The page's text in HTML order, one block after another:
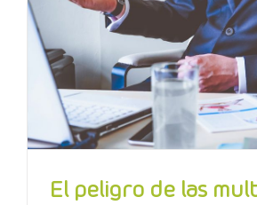
El peligro de las